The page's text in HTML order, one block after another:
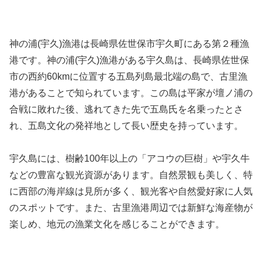
神の浦(宇久)漁港は長崎県佐世保市宇久町にある第２種漁
港です。神の浦(宇久)漁港がある宇久島は、長崎県佐世保
市の西約60kmに位置する五島列島最北端の島で、古里漁
港があることで知られています。この島は平家が壇ノ浦の
合戦に敗れた後、逃れてきた先で五島氏を名乗ったとさ
れ、五島文化の発祥地として長い歴史を持っています。
宇久島には、樹齢100年以上の「アコウの巨樹」や宇久牛
などの豊富な観光資源があります。自然景観も美しく、特
に西部の海岸線は見所が多く、観光客や自然愛好家に人気
のスポットです。また、古里漁港周辺では新鮮な海産物が
楽しめ、地元の漁業文化を感じることができます。